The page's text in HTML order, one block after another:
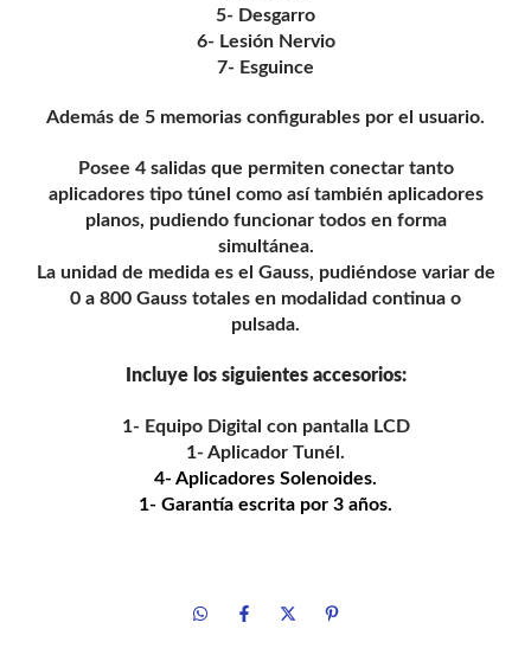
5- Desgarro
6- Lesión Nervio
7- Esguince
Además de 5 memorias configurables por el usuario.
Posee 4 salidas que permiten conectar tanto
aplicadores tipo túnel como así también aplicadores
planos, pudiendo funcionar todos en forma
simultánea.
La unidad de medida es el Gauss, pudiéndose variar de
0 a 800 Gauss totales en modalidad continua o
pulsada.
Incluye los siguientes accesorios:
1- Equipo Digital con pantalla LCD
1- Aplicador Tunél.
4- Aplicadores Solenoides.
1- Garantía escrita por 3 años.